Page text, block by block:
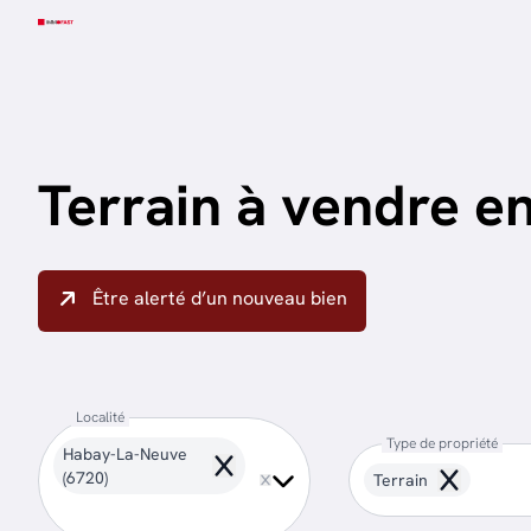
Terrain à vendre
Être alerté d’un nouveau bien
Localité
Habay-La-Neuve
(6720)
Remove
Type de propriété
Terrain Remove